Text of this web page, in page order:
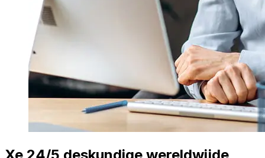
Xe 24/5 deskundige wereldwijde